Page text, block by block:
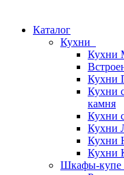
Каталог
Кухни
Кухни
Кухни
камня
Кухни
Кухни
Кухни
Кухни
Шкафы-купе